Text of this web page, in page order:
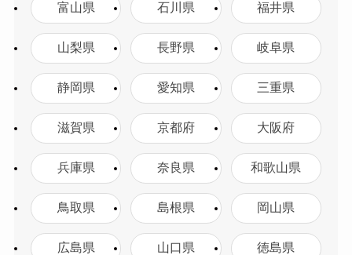
富山県 石川県 福井県
山梨県 長野県 岐阜県
静岡県 愛知県 三重県
滋賀県 京都府 大阪府
兵庫県 奈良県 和歌山県
鳥取県 島根県 岡山県
広島県 山口県 徳島県